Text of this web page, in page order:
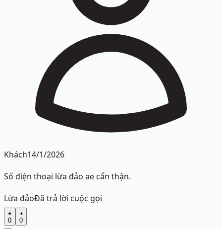
Khách14/1/2026
Số điện thoại lừa đảo ae cẩn thận.
Lừa đảoĐã trả lời cuộc gọi
0 0